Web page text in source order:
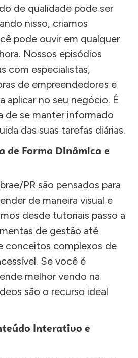
de qualidade pode ser
nisso, criamos
pode ouvir em qualquer
Nossos episódios
com especialistas,
de empreendedores e
aplicar no seu negócio. É
de se manter informado
das suas tarefas diárias.
de Forma Dinâmica e
PR são pensados para
de maneira visual e
desde tutoriais passo a
de gestão até
conceitos complexos de
Se você é
melhor vendo na
são o recurso ideal
Interativo e